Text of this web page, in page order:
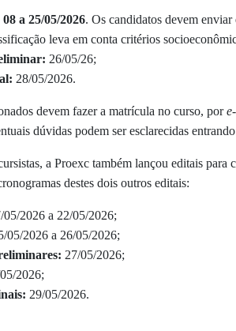
08 a 25/05/2026. Os candidatos devem
leva em conta critérios
26/05/26;
28/05/2026.
devem fazer a matrícula no curso, por
dúvidas podem ser esclarecidas
a Proexc também lançou editais para
destes dois outros editais:
05/2026 a 22/05/2026;
05/2026 a 26/05/2026;
27/05/2026;
2026;
29/05/2026.